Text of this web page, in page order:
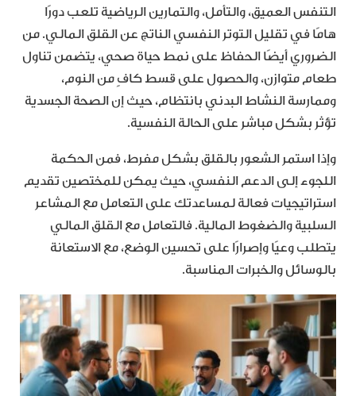
التنفس العميق، والتأمل، والتمارين الرياضية تلعب دورًا
هامًا في تقليل التوتر النفسي الناتج عن القلق المالي. من
الضروري أيضًا الحفاظ على نمط حياة صحي، يتضمن تناول
طعام متوازن، والحصول على قسط كافٍ من النوم،
وممارسة النشاط البدني بانتظام، حيث إن الصحة الجسدية
تؤثر بشكل مباشر على الحالة النفسية.
وإذا استمر الشعور بالقلق بشكل مفرط، فمن الحكمة
اللجوء إلى الدعم النفسي، حيث يمكن للمختصين تقديم
استراتيجيات فعالة لمساعدتك على التعامل مع المشاعر
السلبية والضغوط المالية. فالتعامل مع القلق المالي
يتطلب وعيًا وإصرارًا على تحسين الوضع، مع الاستعانة
بالوسائل والخبرات المناسبة.